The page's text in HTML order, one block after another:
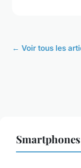
← Voir tous les